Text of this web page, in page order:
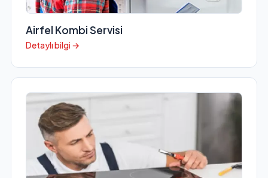
Airfel Kombi Servisi
Detaylı bilgi →